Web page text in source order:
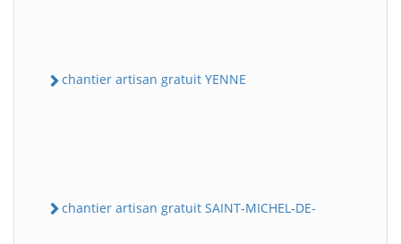
chantier artisan gratuit YENNE
chantier artisan gratuit SAINT-MICHEL-DE-